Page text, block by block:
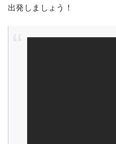
出発しましょう！